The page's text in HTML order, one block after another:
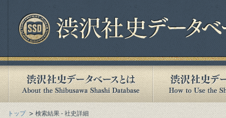
トップ 検索結果 - 社史詳細